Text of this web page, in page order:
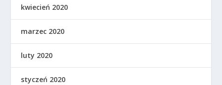
kwiecień 2020
marzec 2020
luty 2020
styczeń 2020